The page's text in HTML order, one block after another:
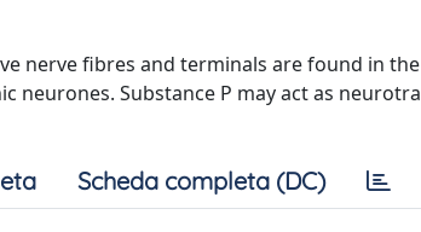
nerve fibres and terminals are found in
neurones. Substance P may act as
Scheda completa (DC)